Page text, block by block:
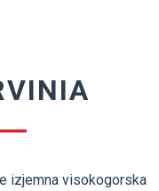
izjemna visokogorska